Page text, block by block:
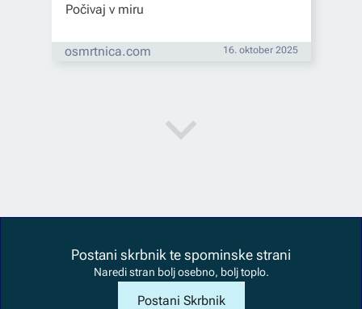
Počivaj v miru
osmrtnica.com 16. oktober 2025
Postani skrbnik te spominske strani
Naredi stran bolj osebno, bolj toplo.
Postani Skrbnik